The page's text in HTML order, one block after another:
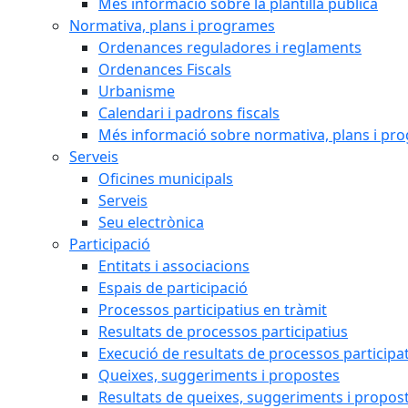
Normativa, plans i programes
Ordenances reguladores i reglaments
Ordenances Fiscals
Urbanisme
Calendari i padrons fiscals
Més informació sobre normativa, plans i
Serveis
Oficines municipals
Serveis
Seu electrònica
Participació
Entitats i associacions
Espais de participació
Processos participatius en tràmit
Resultats de processos participatius
Execució de resultats de processos
Queixes, suggeriments i propostes
Resultats de queixes, suggeriments i